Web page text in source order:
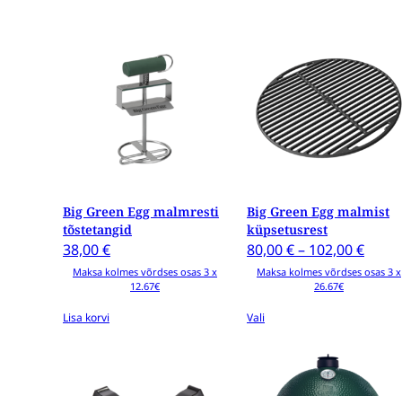
Big Green Egg malmresti
tõstetangid
38,00€
Maksa kolmes võrdses osas 3 x
12.67€
Lisa korvi
Big Green Egg malmist
küpsetusrest
80,00€– 102,00€Price
Maksa kolmes võrdses osas 3 x
26.67€
Vali
mitu
varianti.
Valikud
tootelehel